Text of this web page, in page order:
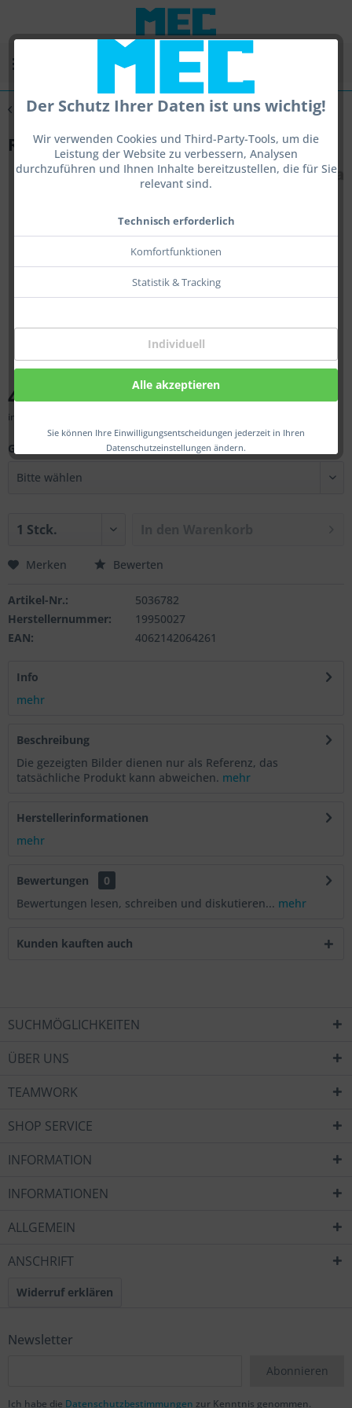
Der Schutz Ihrer Daten ist uns wichtig!
Wir verwenden Cookies und Third-Party-Tools, um die
Leistung der Website zu verbessern, Analysen
durchzuführen und Ihnen Inhalte bereitzustellen, die für Sie
relevant sind.
Technisch erforderlich
Komfortfunktionen
Statistik & Tracking
Individuell
Alle akzeptieren
Sie können Ihre Einwilligungsentscheidungen jederzeit in Ihren
Datenschutzeinstellungen ändern.
Übersicht Feststehende Ringkorne
Retain Pure
45,00 € *
inkl. MwSt.
Gew.:
Merken Bewerten
Artikel-Nr.:
5036782
Herstellernummer:
19950027
EAN:
4062142064261
Info
mehr
Beschreibung
Die gezeigten Bilder dienen nur als Referenz, das
tatsächliche Produkt kann abweichen. mehr
Herstellerinformationen
mehr
Bewertungen
0
Bewertungen lesen, schreiben und diskutieren... mehr
Kunden kauften auch
SUCHMÖGLICHKEITEN
ÜBER UNS
TEAMWORK
SHOP SERVICE
INFORMATION
INFORMATIONEN
ALLGEMEIN
ANSCHRIFT
Widerruf erklären
Newsletter
Abonnieren
Ich habe die Datenschutzbestimmungen zur Kenntnis genommen.